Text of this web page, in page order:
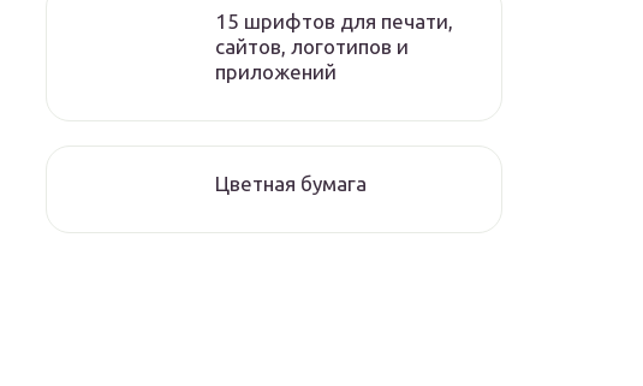
15 шрифтов для печати,
сайтов, логотипов и
приложений
Цветная бумага